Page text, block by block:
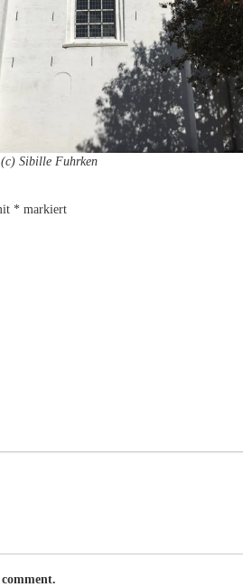
Sibille Fuhrken
* markiert